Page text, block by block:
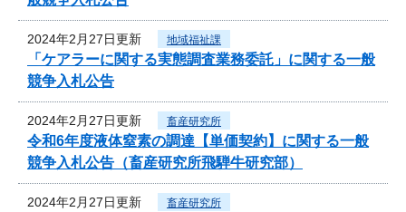
2024年2月27日更新 地域福祉課
「ケアラーに関する実態調査業務委託」に関する一般
競争入札公告
2024年2月27日更新 畜産研究所
令和6年度液体窒素の調達【単価契約】に関する一般
競争入札公告（畜産研究所飛騨牛研究部）
2024年2月27日更新 畜産研究所